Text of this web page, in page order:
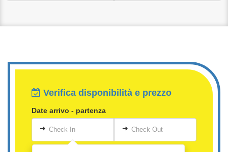
Verifica disponibilità e prezzo
Date arrivo - partenza
➜ Check In ➜ Check Out